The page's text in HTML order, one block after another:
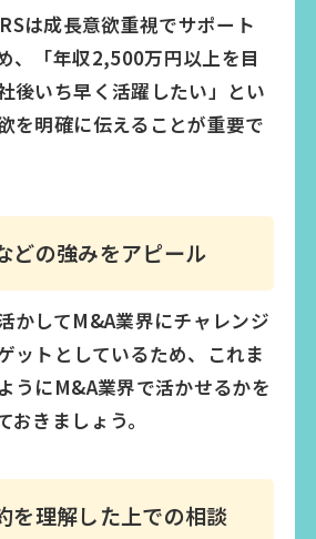
は成長意欲重視でサポート
、「年収2,500万円以上を目
後いち早く活躍したい」とい
を明確に伝えることが重要で
どの強みをアピール
かしてM&A業界にチャレンジ
ットとしているため、これま
うにM&A業界で活かせるかを
おきましょう。
を理解した上での相談